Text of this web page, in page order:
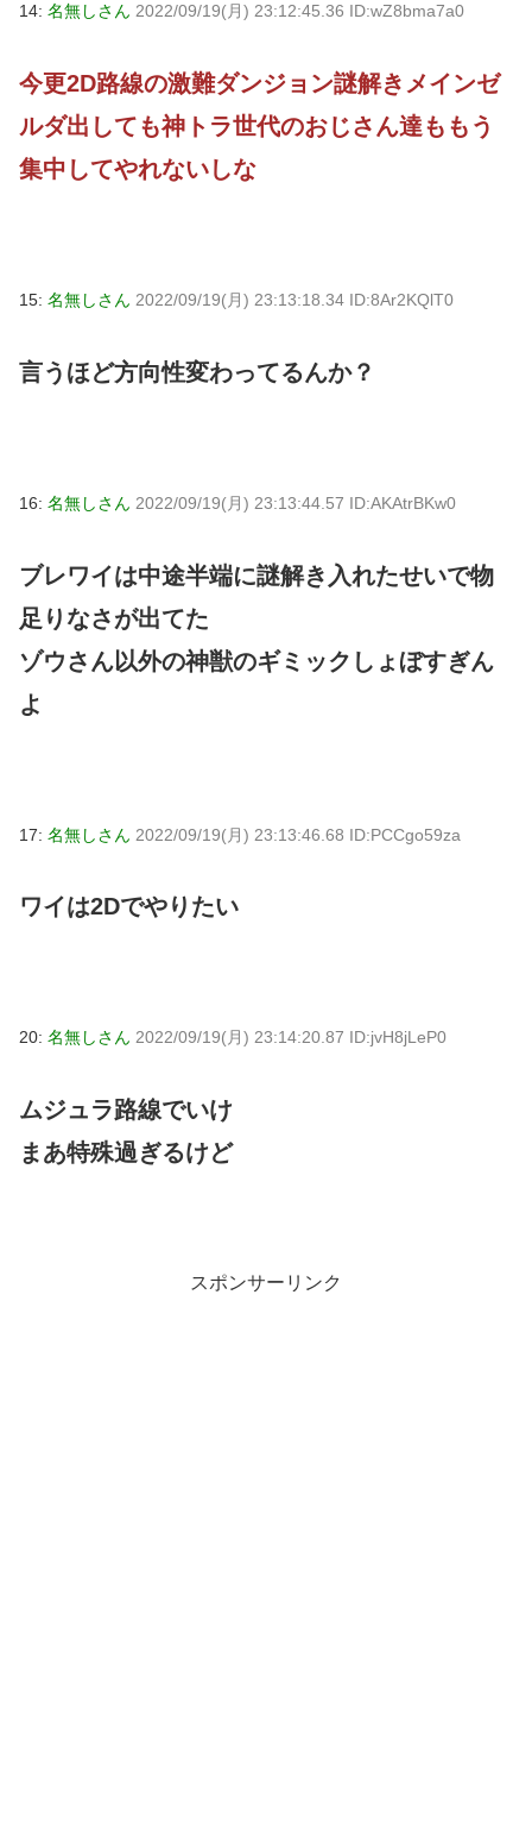
14: 名無しさん 2022/09/19(月) 23:12:45.36 ID:wZ8bma7a0
今更2D路線の激難ダンジョン謎解きメインゼ
ルダ出しても神トラ世代のおじさん達ももう
集中してやれないしな
15: 名無しさん 2022/09/19(月) 23:13:18.34 ID:8Ar2KQlT0
言うほど方向性変わってるんか？
16: 名無しさん 2022/09/19(月) 23:13:44.57 ID:AKAtrBKw0
ブレワイは中途半端に謎解き入れたせいで物
足りなさが出てた
ゾウさん以外の神獣のギミックしょぼすぎん
よ
17: 名無しさん 2022/09/19(月) 23:13:46.68 ID:PCCgo59za
ワイは2Dでやりたい
20: 名無しさん 2022/09/19(月) 23:14:20.87 ID:jvH8jLeP0
ムジュラ路線でいけ
まあ特殊過ぎるけど
スポンサーリンク